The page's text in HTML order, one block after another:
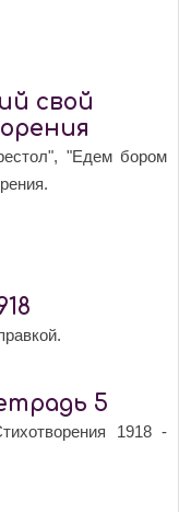
свой
"Едем бором
5
1918 -